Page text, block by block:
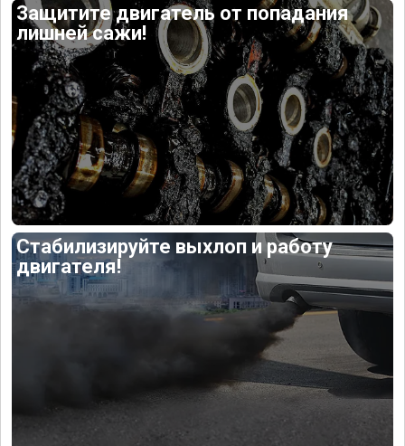
Защитите двигатель от попадания
лишней сажи!
Стабилизируйте выхлоп и работу
двигателя!